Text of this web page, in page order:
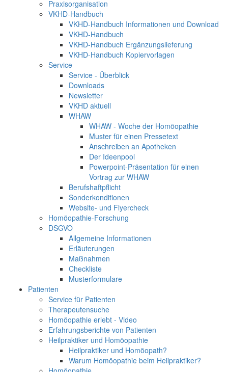
Praxisorganisation
VKHD-Handbuch
VKHD-Handbuch Informationen und Download
VKHD-Handbuch
VKHD-Handbuch Ergänzungslieferung
VKHD-Handbuch Kopiervorlagen
Service
Service - Überblick
Downloads
Newsletter
VKHD aktuell
WHAW
WHAW - Woche der Homöopathie
Muster für einen Pressetext
Anschreiben an Apotheken
Der Ideenpool
Powerpoint-Präsentation für einen
Vortrag zur WHAW
Berufshaftpflicht
Sonderkonditionen
Website- und Flyercheck
Homöopathie-Forschung
DSGVO
Allgemeine Informationen
Erläuterungen
Maßnahmen
Checkliste
Musterformulare
Patienten
Service für Patienten
Therapeutensuche
Homöopathie erlebt - Video
Erfahrungsberichte von Patienten
Heilpraktiker und Homöopathie
Heilpraktiker und Homöopath?
Warum Homöopathie beim Heilpraktiker?